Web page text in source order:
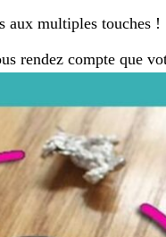
aux multiples touches !
rendez compte que